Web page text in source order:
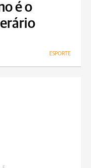
é o
ESPORTE